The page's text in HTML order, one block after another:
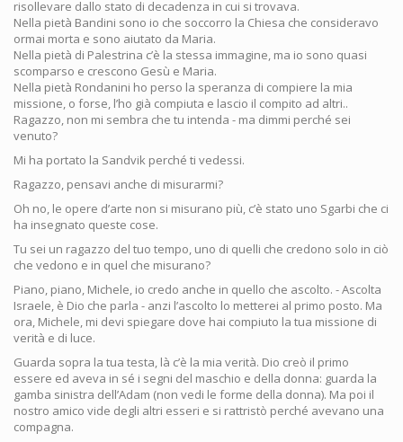
risollevare dallo stato di decadenza in cui si trovava.
Nella pietà Bandini sono io che soccorro la Chiesa che consideravo
ormai morta e sono aiutato da Maria.
Nella pietà di Palestrina c’è la stessa immagine, ma io sono quasi
scomparso e crescono Gesù e Maria.
Nella pietà Rondanini ho perso la speranza di compiere la mia
missione, o forse, l’ho già compiuta e lascio il compito ad altri..
Ragazzo, non mi sembra che tu intenda - ma dimmi perché sei
venuto?
Mi ha portato la Sandvik perché ti vedessi.
Ragazzo, pensavi anche di misurarmi?
Oh no, le opere d’arte non si misurano più, c’è stato uno Sgarbi che ci
ha insegnato queste cose.
Tu sei un ragazzo del tuo tempo, uno di quelli che credono solo in ciò
che vedono e in quel che misurano?
Piano, piano, Michele, io credo anche in quello che ascolto. - Ascolta
Israele, è Dio che parla - anzi l’ascolto lo metterei al primo posto. Ma
ora, Michele, mi devi spiegare dove hai compiuto la tua missione di
verità e di luce.
Guarda sopra la tua testa, là c’è la mia verità. Dio creò il primo
essere ed aveva in sé i segni del maschio e della donna: guarda la
gamba sinistra dell’Adam (non vedi le forme della donna). Ma poi il
nostro amico vide degli altri esseri e si rattristò perché avevano una
compagna.